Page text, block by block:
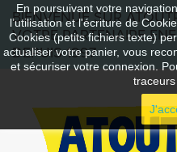
En poursuivant votre
l’utilisation et l'écriture de
Cookies (petits fichiers texte)
actualiser votre panier, vous
et sécuriser votre connexion.
traceurs
BIENVENUE SUR
VOTRE PARTENAIRE
DEPUIS 1997